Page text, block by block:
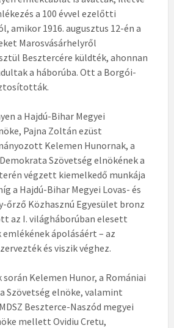
a 100 évvel ezelőtti
amikor 1916. augusztus 12-én a
Marosvásárhelyről
Besztercére küldték, ahonnan
a háborúba. Ott a Borgói-
a Hajdú-Bihar Megyei
Pajna Zoltán ezüst
Kelemen Hunornak, a
Szövetség elnökének a
végzett kiemelkedő munkája
a Hajdú-Bihar Megyei Lovas- és
őrző Közhasznú Egyesület bronz
az I. világháborúban elesett
emlékének ápolásáért – az
és viszik véghez.
során Kelemen Hunor, a Romániai
Szövetség elnöke, valamint
Beszterce-Naszód megyei
mellett Ovidiu Cretu,